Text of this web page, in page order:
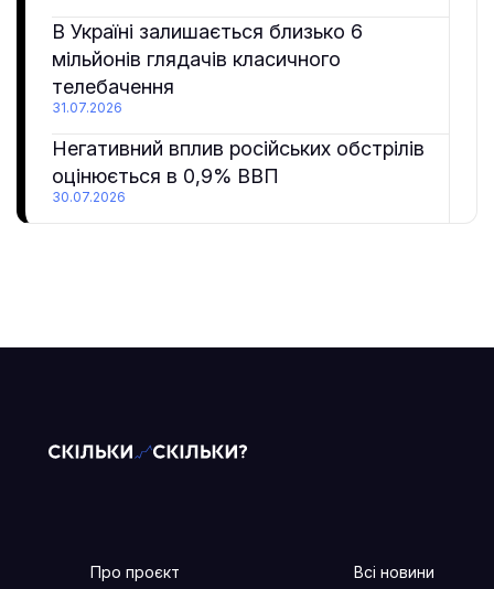
В Україні залишається близько 6
мільйонів глядачів класичного
телебачення
31.07.2026
Негативний вплив російських обстрілів
оцінюється в 0,9% ВВП
30.07.2026
Про проєкт
Всі новини